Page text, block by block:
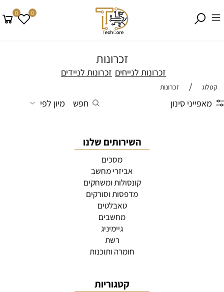
0 0
זכרונות
זכרונות לנייחים זכרונות לניידים
קטלוג / זכרונות
מאפייני סינון חפש מיון לפי
השירותים שלנו
מסכים
אביזרי מחשב
קונסולות ומשחקים
מדפסות וסורקים
טאבלטים
מחשבים
גיימיניג
רשת
חומרה ותוכנות
קטגוריות